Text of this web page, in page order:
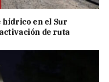
hídrico en el Sur
de ruta